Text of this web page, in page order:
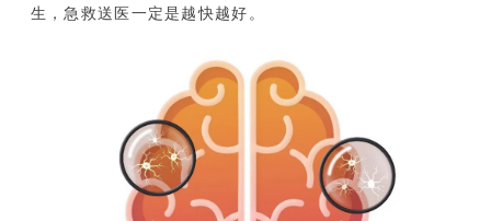
生，急救送医一定是越快越好。